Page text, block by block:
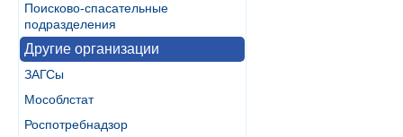
Поисково-спасательные
подразделения
Другие организации
ЗАГСы
Мособлстат
Роспотребнадзор